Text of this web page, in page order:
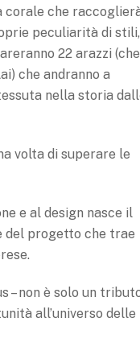
corale che
peculiarità di stili,
22 arazzi (che
che andranno a
nella storia
volta di superare le
e al design nasce il
del progetto che trae
– non è solo un
all’universo delle